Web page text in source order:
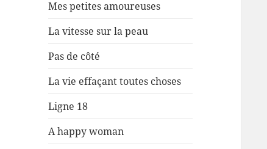
Mes petites amoureuses
La vitesse sur la peau
Pas de côté
La vie effaçant toutes choses
Ligne 18
A happy woman